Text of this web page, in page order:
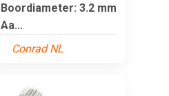
Boordiameter: 3.2 mm
Aa...
Conrad NL